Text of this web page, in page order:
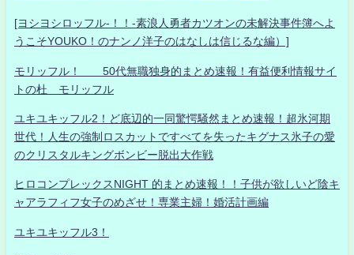
[ヨシヨシロッフル-！！-素浪人勇者カツオンの未解決事件簿へよ
うこそYOUKO！のナンノ洋子のはなしは信じるな編）]
モリッフル！ 50代無職独身的まとめ速報！有益便利情報サイ
トの杜 モリッフル
ユキユキッフル2！ど底辺的一同驚愕騒然まとめ速報！超氷河期
世代！人生の強制ロスカットですべてを失ったキグナス氷子の愛
のクリスタルキングボンビー脱出大作戦
ヒロコンプレックスNIGHT 的まとめ速報！！子供が欲しいど陰キ
ャアラフィフ女子のめざせ！専業主婦！婚活計画編
ユキユキッフル3！